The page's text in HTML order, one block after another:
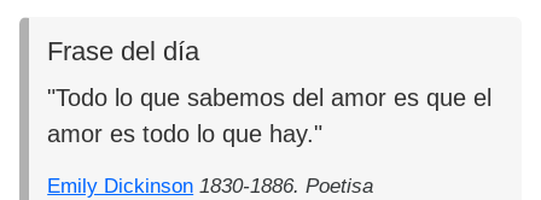
Frase del día
"Todo lo que sabemos del amor es que el
amor es todo lo que hay."
Emily Dickinson 1830-1886. Poetisa